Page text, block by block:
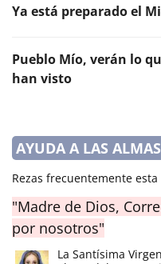
Ya está preparado el
Pueblo Mío, verán lo
han visto
AYUDA A LAS
Rezas frecuentemente
"Madre de Dios,
por nosotros"
La Santísima